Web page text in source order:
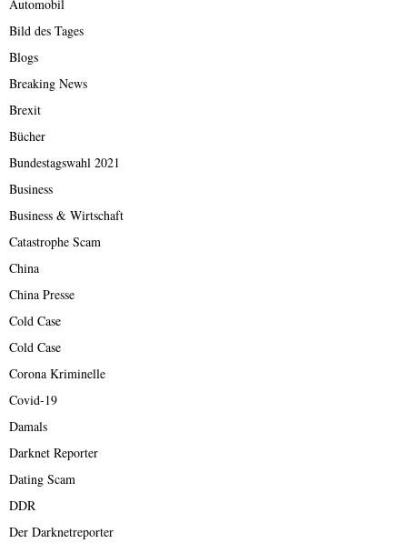
Automobil
Bild des Tages
Blogs
Breaking News
Brexit
Bücher
Bundestagswahl 2021
Business
Business & Wirtschaft
Catastrophe Scam
China
China Presse
Cold Case
Cold Case
Corona Kriminelle
Covid-19
Damals
Darknet Reporter
Dating Scam
DDR
Der Darknetreporter